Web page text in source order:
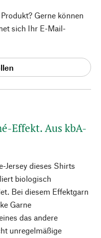
Effekt. Aus kbA-
Jersey dieses Shirts
biologisch
Bei diesem Effektgarn
Garne
das andere
unregelmäßige
Gerne können
sich Ihr E-Mail-